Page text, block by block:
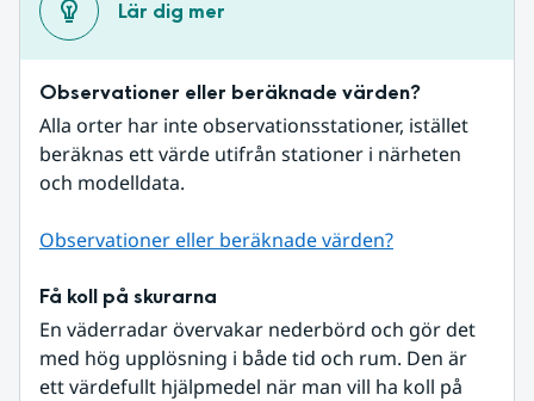
Lär dig mer
Observationer eller beräknade värden?
Alla orter har inte observationsstationer, istället
beräknas ett värde utifrån stationer i närheten
och modelldata.
Observationer eller beräknade värden?
Få koll på skurarna
En väderradar övervakar nederbörd och gör det
med hög upplösning i både tid och rum. Den är
ett värdefullt hjälpmedel när man vill ha koll på